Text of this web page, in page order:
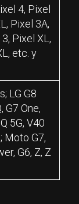
4, Pixel
Pixel 3A,
Pixel XL,
etc. y
LG G8
G7 One,
5G, V40
Moto G7,
G6, Z, Z